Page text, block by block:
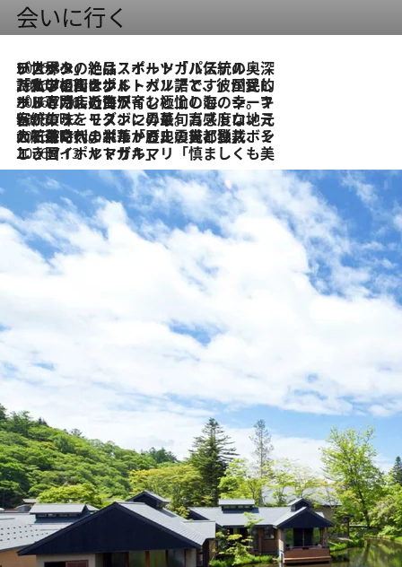
会いに行く
2026.8.8
リスボンの絶品スイーツ「パステル・デ・ナタ」とは？ポルトガル伝統の奥深い世界へ
2026.7.27
「私の祖国はポルトガル語です」国民的詩人フェルナンド・ペソアと、彼が愛した文学の街を歩く
2026.7.26
ポルトガル近海が育む極上の海の幸。キリリと冷えた白ワインと愉しむ、シーフード専門店の贅沢
2026.7.22
伝統の味をモダンに昇華。高感度な地元客が集う、リスボンの最旬ガストロノミー
2026.7.21
大航海時代の栄華から、震災、独裁、そして革命へ。ポルトガル・首都リスボンの石畳に刻まれた「歴史の光と影」
2026.7.13
エッセイ・ヤマザキマリ「慎ましくも美しき国 ポルトガル」